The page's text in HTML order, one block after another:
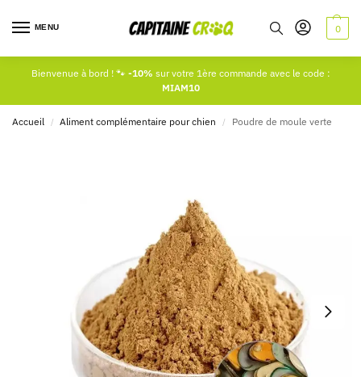
MENU 0
Bienvenue à bord ! 🐾 -10% sur votre 1ère commande avec le code :
MIAM10
Accueil / Aliment complémentaire pour chien / Poudre de moule verte